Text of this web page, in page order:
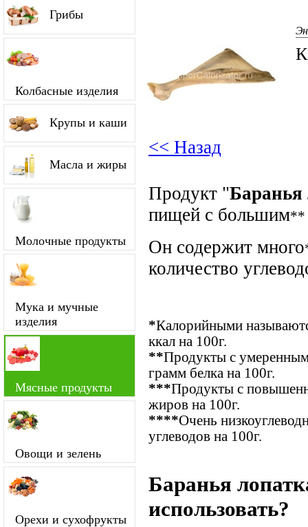
Грибы
Колбасные изделия
Крупы и каши
Масла и жиры
Молочные продукты
Мука и мучные
изделия
Мясные продукты
Овощи и зелень
Орехи и сухофрукты
<< Назад
Продукт "Баранья
пищей с большим**
Он содержит много
количество
*Калорийными
ккал на 100г.
**Продукты с
грамм белка на 100г.
***Продукты с
жиров на 100г.
****Очень
углеводов на 100г.
Баранья
использовать?